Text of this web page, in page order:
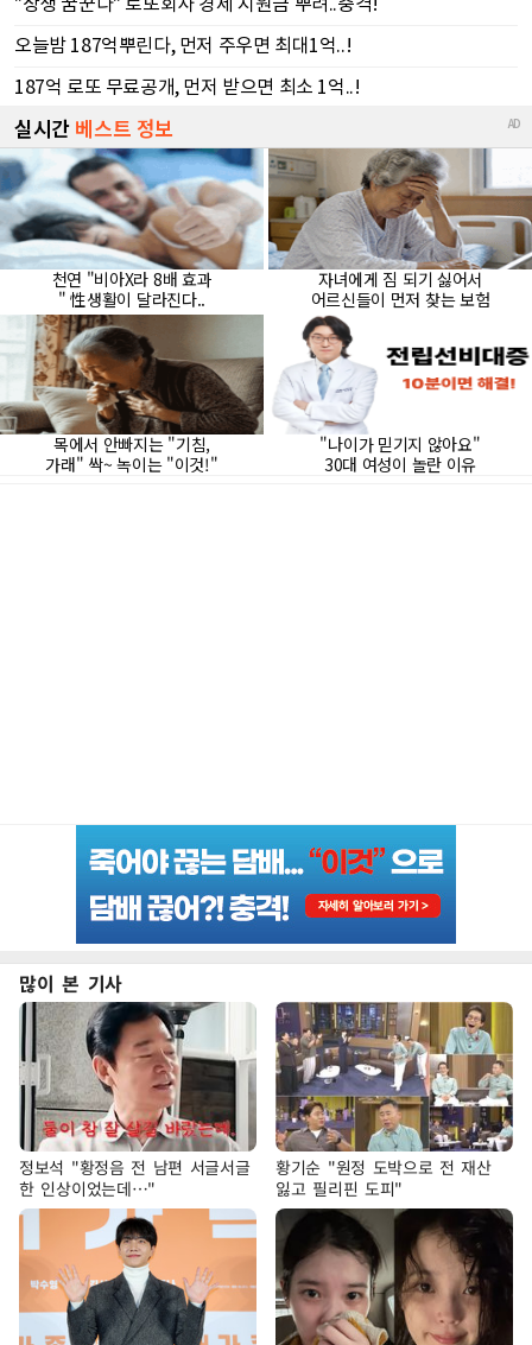
많이 본 기사
정보석 "황정음 전 남편 서글서글
한 인상이었는데…"
황기순 "원정 도박으로 전 재산
잃고 필리핀 도피"